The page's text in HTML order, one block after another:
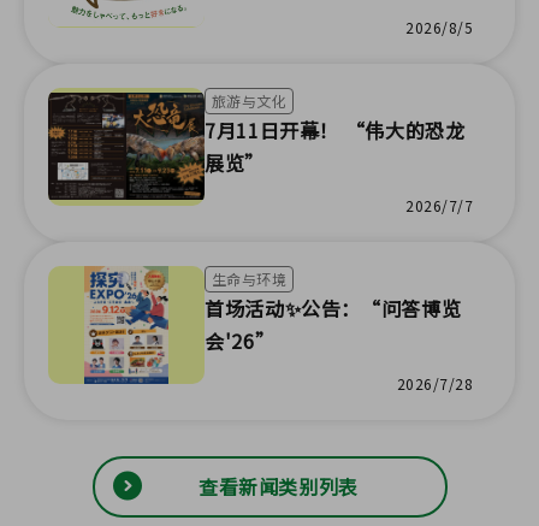
2026/8/5
旅游与文化
7月11日开幕！ “伟大的恐龙
展览”
2026/7/7
生命与环境
首场活动✨公告：“问答博览
会'26”
2026/7/28
查看新闻类别列表